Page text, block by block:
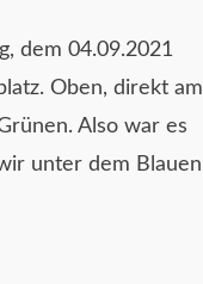
dem 04.09.2021
Oben, direkt am
Also war es
unter dem Blauen